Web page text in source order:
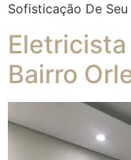
Sofisticação De
Bairro